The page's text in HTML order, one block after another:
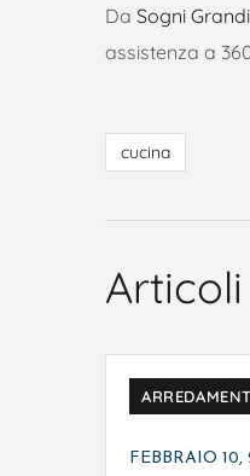
Da Sogni
assistenza a
cucina
FEBBRAIO 10,